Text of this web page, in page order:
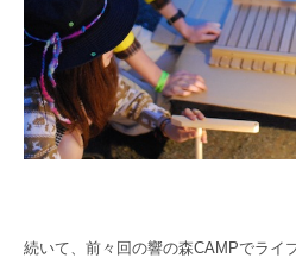
続いて、前々回の響の森CAMPでライ